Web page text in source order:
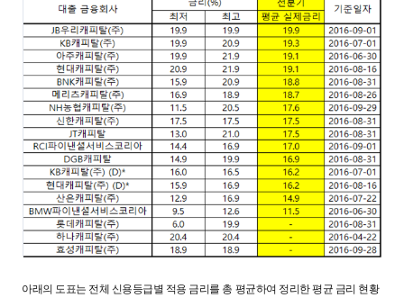
아래의 도표는 전체 신용등급별 적용 금리를 총 평균하여 정리한 평균 금리 현황